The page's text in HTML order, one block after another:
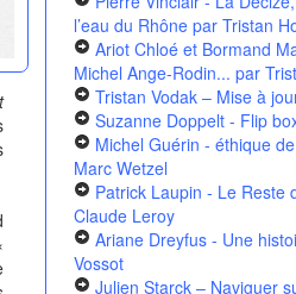
l’eau du Rhônepar Tristan
Ariot Chloé et Bormand
Michel Ange-Rodin... par
Tristan Vodak – Mise à
Suzanne Doppelt - Flip
Michel Guérin - éthique
Marc Wetzel
Patrick Laupin - Le Reste
Claude Leroy
Ariane Dreyfus - Une
Vossot
Julien Starck – Naviguer